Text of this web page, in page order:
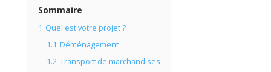
Sommaire
1 Quel est votre projet ?
1.1 Déménagement
1.2 Transport de marchandises